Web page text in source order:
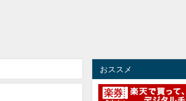
ドリー若林さんと再会した結果･･･【激レアさんを連れてきた。】
おススメ